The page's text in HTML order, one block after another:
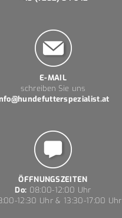
E-MAIL
schreiben Sie uns
ÖFFNUNGSZEITEN
Do: 08:00-12:00 Uhr
12:30 Uhr & 13:30-17:00 Uhr